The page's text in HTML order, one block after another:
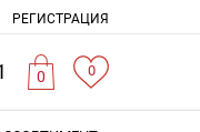
РЕГИСТРАЦИЯ
0 0